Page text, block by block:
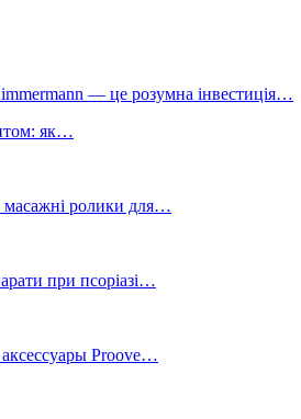
— це розумна інвестиція…
як…
ролики для…
при псоріазі…
Proove…